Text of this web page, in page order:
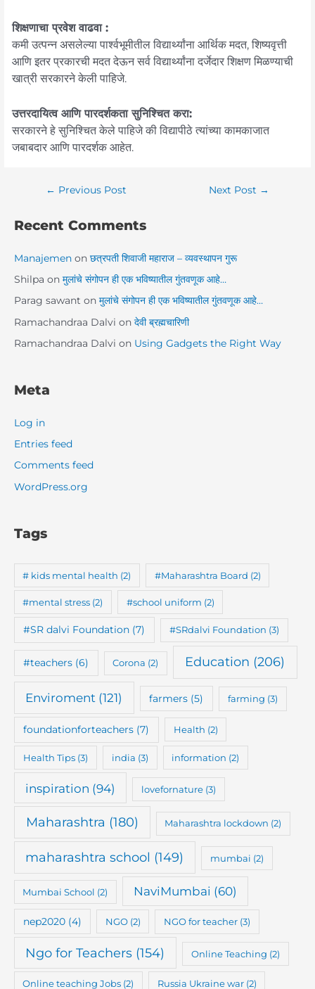
शिक्षणाचा प्रवेश वाढवा :
कमी उत्पन्न असलेल्या पार्श्वभूमीतील विद्यार्थ्यांना आर्थिक मदत, शिष्यवृत्ती
आणि इतर प्रकारची मदत देऊन सर्व विद्यार्थ्यांना दर्जेदार शिक्षण मिळण्याची
खात्री सरकारने केली पाहिजे.
उत्तरदायित्व आणि पारदर्शकता सुनिश्चित करा:
सरकारने हे सुनिश्चित केले पाहिजे की विद्यापीठे त्यांच्या कामकाजात
जबाबदार आणि पारदर्शक आहेत.
← Previous Post Next Post →
Recent Comments
Manajemenon छत्रपती शिवाजी महाराज – व्यवस्थापन गुरू
Shilpa on मुलांचे संगोपन ही एक भविष्यातील गुंतवणूक आहे…
Parag sawant on मुलांचे संगोपन ही एक भविष्यातील गुंतवणूक आहे…
Ramachandraa Dalvi on देवी ब्रह्मचारिणी
Ramachandraa Dalvi on Using Gadgets the Right Way
Meta
Log in
Entries feed
Comments feed
WordPress.org
Tags
# kids mental health (2) #Maharashtra Board (2)
#mental stress (2) #school uniform (2)
#SR dalvi Foundation (7) #SRdalvi Foundation (3)
#teachers (6) Corona (2) Education (206)
Enviroment (121) farmers (5) farming (3)
foundationforteachers (7) Health (2)
Health Tips(3) india (3) information (2)
inspiration (94) lovefornature (3)
Maharashtra (180) Maharashtra lockdown (2)
maharashtra school (149) mumbai (2)
Mumbai School (2) NaviMumbai (60)
nep2020(4) NGO(2) NGO for teacher (3)
Ngo for Teachers (154) Online Teaching (2)
Online teaching Jobs (2) Russia Ukraine war(2)